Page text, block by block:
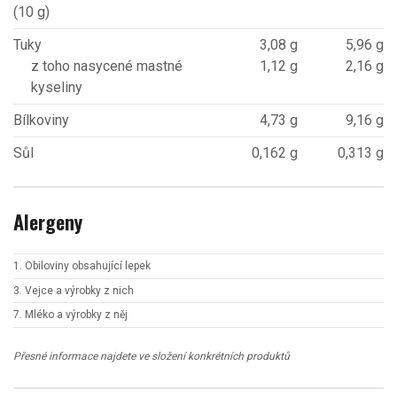
(10 g)
Tuky
z toho nasycené mastné
kyseliny
3,08 g
1,12 g
5,96 g
2,16 g
Bílkoviny 4,73 g
9,16 g
Sůl
0,162 g 0,313 g
Alergeny
1. Obiloviny obsahující lepek
3. Vejce a výrobky z nich
7. Mléko a výrobky z něj
Přesné informace najdete ve složení konkrétních produktů